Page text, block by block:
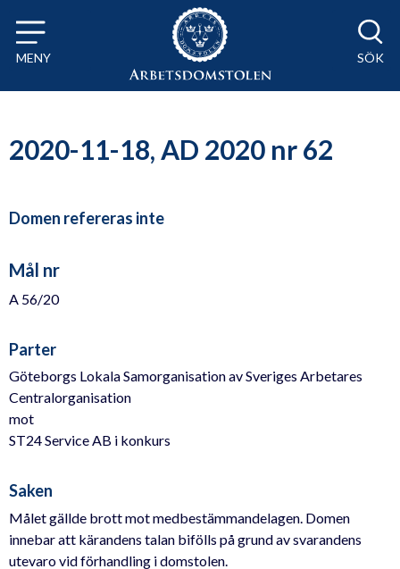
Till innehåll på sidan x
MENY SÖK
2020-11-18, AD 2020 nr 62
Domen refereras inte
Mål nr
A 56/20
Parter
Göteborgs Lokala Samorganisation av Sveriges Arbetares
Centralorganisation
mot
ST24 Service AB i konkurs
Saken
Målet gällde brott mot medbestämmandelagen. Domen
innebar att kärandens talan bifölls på grund av svarandens
utevaro vid förhandling i domstolen.